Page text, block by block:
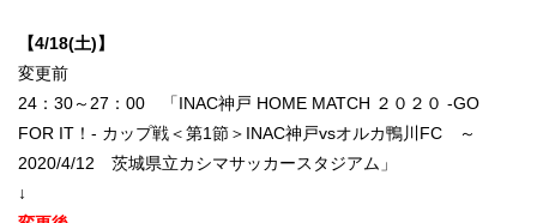
【4/18(土)】
変更前
24：30～27：00 「INAC神戸 HOME MATCH ２０２０ -GO
FOR IT！- カップ戦＜第1節＞INAC神戸vsオルカ鴨川FC ～
2020/4/12 茨城県立カシマサッカースタジアム」
↓